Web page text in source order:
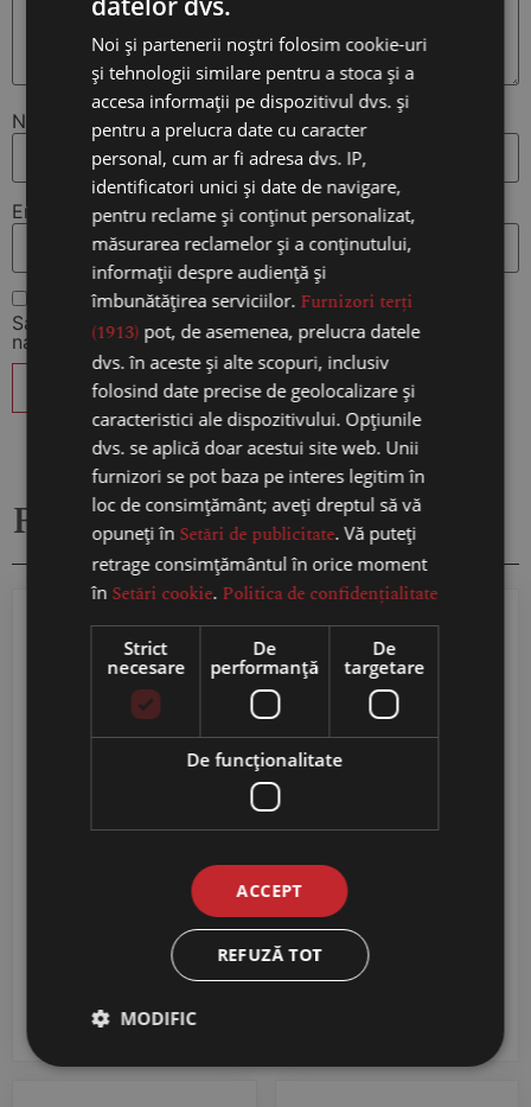
Nume
Email
Salvează-mi numele, emailul și site-ul web în acest
navigator pentru data viitoare când o să comentez.
Produse similare
Moscato – Vin Rose
Demidulce de 1L
RON
ADAUGĂ ÎN COȘ
Sauvignon Blanc, Sec
72,99
Noi și partenerii noștri folosim cookie-uri
și tehnologii similare pentru a stoca și a
accesa informații pe dispozitivul dvs. și
pentru a prelucra date cu caracter
personal, cum ar fi adresa dvs. IP,
identificatori unici și date de navigare,
pentru reclame și conținut personalizat,
măsurarea reclamelor și a conținutului,
informații despre audiență și
îmbunătățirea serviciilor. Furnizori terți
(1913) pot, de asemenea, prelucra datele
dvs. în aceste și alte scopuri, inclusiv
folosind date precise de geolocalizare și
caracteristici ale dispozitivului. Opțiunile
dvs. se aplică doar acestui site web. Unii
furnizori se pot baza pe interes legitim în
loc de consimțământ; aveți dreptul să vă
opuneți în Setări de publicitate. Vă puteți
retrage consimțământul în orice moment
în Setări cookie. Politica de confidențialitate
Strict
necesare
De
performanță
De
targetare
De funcţionalitate
ACCEPT
REFUZĂ TOT
MODIFIC